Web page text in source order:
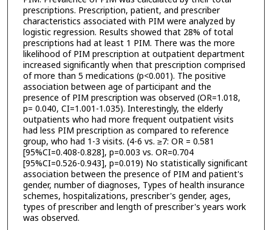
prescriptions. Prescription, patient, and prescriber
characteristics associated with PIM were analyzed by
logistic regression. Results showed that 28% of total
prescriptions had at least 1 PIM. There was the more
likelihood of PIM prescription at outpatient department
increased significantly when that prescription comprised
of more than 5 medications (p<0.001). The positive
association between age of participant and the
presence of PIM prescription was observed (OR=1.018,
p= 0.040, CI=1.001-1.035). Interestingly, the elderly
outpatients who had more frequent outpatient visits
had less PIM prescription as compared to reference
group, who had 1-3 visits. (4-6 vs. ≥7: OR = 0.581
[95%CI=0.408-0.828], p=0.003 vs. OR=0.704
[95%CI=0.526-0.943], p=0.019) No statistically significant
association between the presence of PIM and patient's
gender, number of diagnoses, Types of health insurance
schemes, hospitalizations, prescriber's gender, ages,
types of prescriber and length of prescriber's years work
was observed.